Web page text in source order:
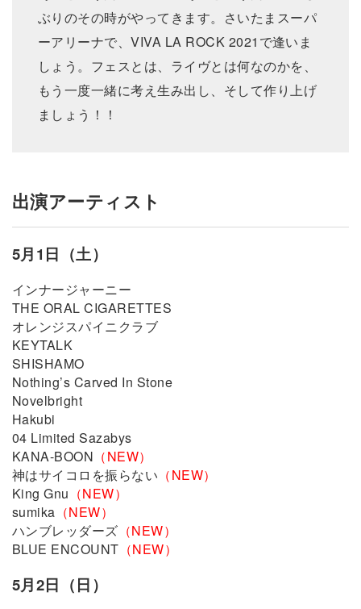
ぶりのその時がやってきます。さいたまスーパ
ーアリーナで、VIVA LA ROCK 2021で逢いま
しょう。フェスとは、ライヴとは何なのかを、
もう一度一緒に考え生み出し、そして作り上げ
ましょう！！
出演アーティスト
5月1日（土）
インナージャーニー
THE ORAL CIGARETTES
オレンジスパイニクラブ
KEYTALK
SHISHAMO
Nothing’s Carved In Stone
Novelbright
Hakubi
04 Limited Sazabys
KANA-BOON （NEW）
神はサイコロを振らない （NEW）
King Gnu （NEW）
sumika （NEW）
ハンブレッダーズ （NEW）
BLUE ENCOUNT （NEW）
5月2日（日）